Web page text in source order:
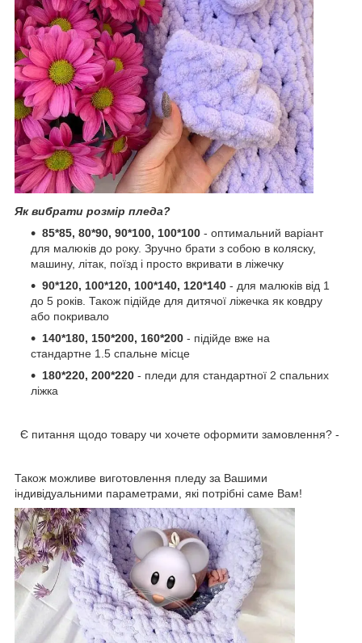
Як вибрати розмір пледа?
85*85, 80*90, 90*100, 100*100 - оптимальний варіант
для малюків до року. Зручно брати з собою в коляску,
машину, літак, поїзд і просто вкривати в ліжечку
90*120, 100*120, 100*140, 120*140 - для малюків від 1
до 5 років. Також підійде для дитячої ліжечка як ковдру
або покривало
140*180, 150*200, 160*200 - підійде вже на
стандартне 1.5 спальне місце
180*220, 200*220 - пледи для стандартної 2 спальних
ліжка
Є питання щодо товару чи хочете оформити замовлення? -
Також можливе виготовлення пледу за Вашими
індивідуальними параметрами, які потрібні саме Вам!